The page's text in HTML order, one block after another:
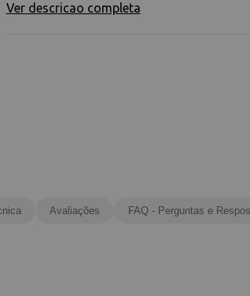
Ver descricao completa
Avaliações FAQ - Perguntas e